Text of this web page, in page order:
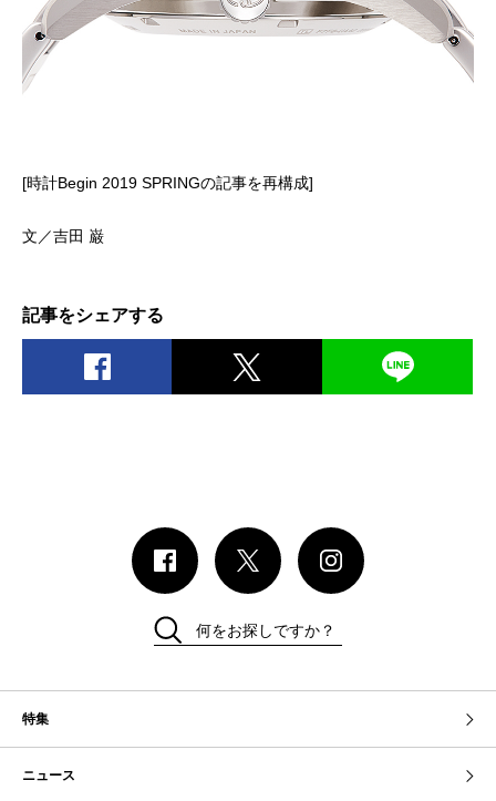
[時計Begin 2019 SPRINGの記事を再構成]
文／吉田 巌
記事をシェアする
特集
ニュース
何をお探しですか？